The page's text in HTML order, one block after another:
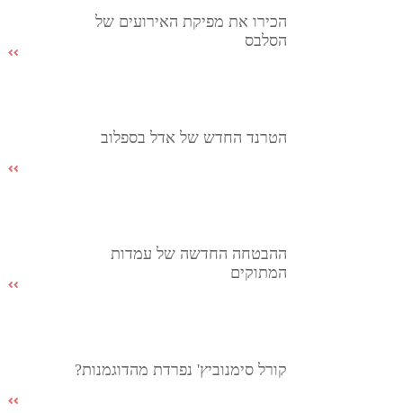
הכירו את מפיקת האירועים של
הסלבס
הטרנד החדש של אדל בספלוב
ההבטחה החדשה של עמדות
המתוקים
קורל סימנוביץ' נפרדת מהדוגמנות?